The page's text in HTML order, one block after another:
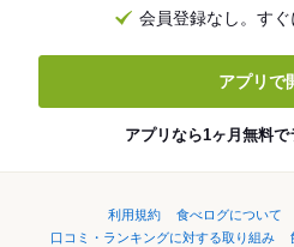
会員登録なし。す
アプリで
アプリなら1ヶ月無料で
利用規約 食べログについて
口コミ・ランキングに対する取り組み